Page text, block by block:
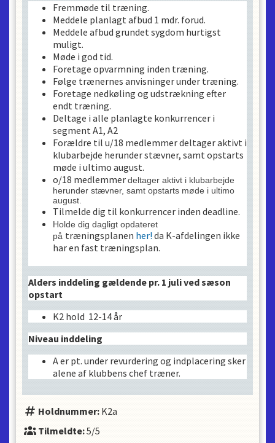
Fremmøde til træning.
Meddele planlagt afbud 1 mdr. forud.
Meddele afbud grundet sygdom hurtigst
muligt.
Møde i god tid.
Foretage opvarmning inden træning.
Følge trænernes anvisninger under træning.
Foretage nedkøling og udstrækning efter
endt træning.
Deltage i alle planlagte konkurrencer i
segment A1, A2
Forældre til u/18 medlemmer deltager aktivt i
klubarbejde herunder stævner, samt opstarts
møde i ultimo august.
o/18 medlemmerdeltager aktivt i klubarbejde
herunder stævner, samt opstarts møde i ultimo
august
Tilmelde dig til konkurrencer inden deadline.
Holde dig dagligt opdateret
på træningsplanen her! da K-afdelingen ikke
har en fast træningsplan.
Alders inddeling gældende pr. 1 juli ved sæson
opstart
K2 hold 12-14 år
Niveau inddeling
A er pt. under revurdering og indplacering sker
alene af klubbens chef træner.
Holdnummer: K2a
Tilmeldte:5/5